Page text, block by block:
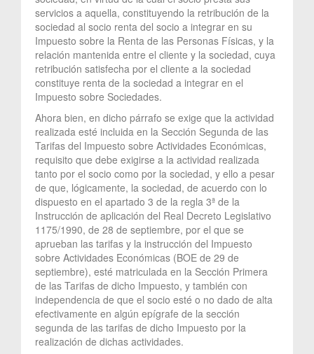
servicios a aquella, constituyendo la retribución de la
sociedad al socio renta del socio a integrar en su
Impuesto sobre la Renta de las Personas Físicas, y la
relación mantenida entre el cliente y la sociedad, cuya
retribución satisfecha por el cliente a la sociedad
constituye renta de la sociedad a integrar en el
Impuesto sobre Sociedades.
Ahora bien, en dicho párrafo se exige que la actividad
realizada esté incluida en la Sección Segunda de las
Tarifas del Impuesto sobre Actividades Económicas,
requisito que debe exigirse a la actividad realizada
tanto por el socio como por la sociedad, y ello a pesar
de que, lógicamente, la sociedad, de acuerdo con lo
dispuesto en el apartado 3 de la regla 3ª de la
Instrucción de aplicación del Real Decreto Legislativo
1175/1990, de 28 de septiembre, por el que se
aprueban las tarifas y la instrucción del Impuesto
sobre Actividades Económicas (BOE de 29 de
septiembre), esté matriculada en la Sección Primera
de las Tarifas de dicho Impuesto, y también con
independencia de que el socio esté o no dado de alta
efectivamente en algún epígrafe de la sección
segunda de las tarifas de dicho Impuesto por la
realización de dichas actividades.